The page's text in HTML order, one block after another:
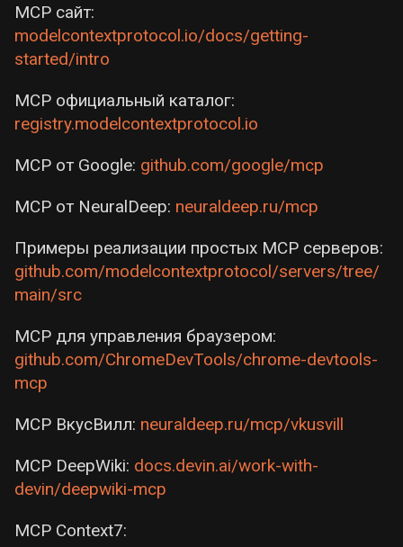
MCP сайт:
modelcontextprotocol.io/docs/getting-
started/intro
MCP официальный каталог:
registry.modelcontextprotocol.io
MCP от Google: github.com/google/mcp
MCP от NeuralDeep: neuraldeep.ru/mcp
Примеры реализации простых MCP серверов:
github.com/modelcontextprotocol/servers/tree/
main/src
MCP для управления браузером:
github.com/ChromeDevTools/chrome-devtools-
mcp
MCP ВкусВилл: neuraldeep.ru/mcp/vkusvill
MCP DeepWiki: docs.devin.ai/work-with-
devin/deepwiki-mcp
MCP Context7: